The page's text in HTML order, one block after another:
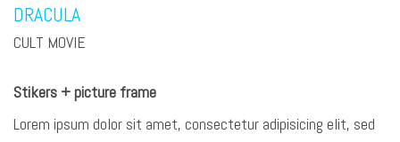
DRACULA
CULT MOVIE
Stikers + picture frame
Lorem ipsum dolor sit amet, consectetur adipisicing elit, sed